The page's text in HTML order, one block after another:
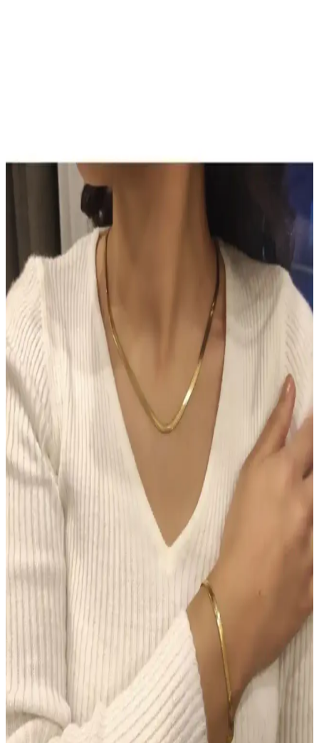
Sun Brown Carrot Butter Bronzlaştırıcı Krem, doğal içerikleriyle
cilde sağlıklı bronzluk kazandırır, hızlı emilir, kolay kullanılır ve
uzun süre kalıcı sonuçlar sağlar.
TUTUYA TEXTIL Hep Trend El Örgüsü Uzun
Renkli Lif Seti Detaylı İnceleme ve Kullanım
Alanları
TUTUYA TEXTIL'in el örgüsü renkli lif seti, estetik ve dayanıklı
yapısıyla çeşitli kullanım alanlarına uygun, yüksek kalite ve müşteri
memnuniyeti sağlayan ürünler sunuyor.
Hormonal Akne Tedavisinde Spironolaktonun
Etkisi ve Kullanıcı Deneyimleri
Spironolakton, hormonal aknede anti-androjenik etkisiyle yağ
bezlerini düzenler. Kullanıcılar iki hafta içinde iyileşme
gözlemlerken, dozaj ve yan etkiler kişiye göre değişmektedir.
Chanel Water Tint: Hafif Kapatıcılıkla Uzun Süre
Kalıcı Doğal Cilt Makyajı
Chanel Water Tint, hafif kapatıcılığı ve doğal parlaklığıyla gün boyu
taze kalan bir cilt makyajı sunar. Ciltte ağırlık yapmadan uzun süre
kalıcı performans sağlar, ancak hassas ciltlerde koku dikkat
Morfose Kahve Renkli Saçlar İçin Kuru Şampuan
İncelemesi ve Kullanım İpuçları
Morfose kahve renkli kuru şampuan, doğal görünüm ve hacim
sağlar, saç derisini temiz tutar, kullanım kolaylığı sunar ve renk
uyumu sağlar. Ancak, yoğun renk ve kalıcılık konusunda dikkatli
Makyajda Doğru Ürün Seçimi ve Uygulama
Teknikleri ile Kalıcı ve Doğal Görünüm Sağlama
Makyajda doğru ürün seçimi ve uygulama teknikleri, doğal ve kalıcı
bir görünüm için kritik öneme sahiptir. Tonlu nemlendiriciden suya
dayanıklı göz kalemine kadar ürünlerin işlevleri ve kullanımı
detaylıca ele alınmıştır.